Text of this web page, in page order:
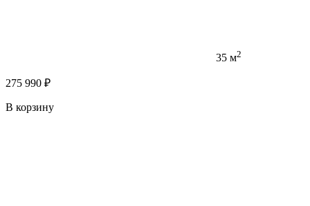
35 м2
275 990 ₽
В корзину